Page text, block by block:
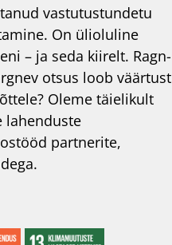
vastutustundetu
On ülioluline
– ja seda kiirelt. Ragn-
otsus loob väärtust
Oleme täielikult
lahenduste
partnerite,